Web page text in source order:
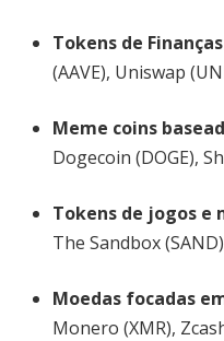
Tokens de
(AAVE), Uniswap
Meme coins
Dogecoin (DOGE),
Tokens de jogos e
The Sandbox
Moedas focadas
Monero (XMR),